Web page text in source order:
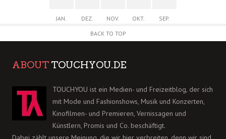
JAN. DEZ. NOV. OKT.
SEP.
BACK TO TOP
ABOUT TOUCHYOU.DE
TOUCHYOU ist ein Medien- und Freizeitblog, der sich
mit Mode und Fashionshows, Musik und Konzerten,
Kinofilmen- und Premieren, Vernissagen und
Künstlern, Promis und Co. beschäftigt.